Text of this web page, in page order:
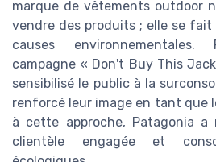
marque de vêtements outdoor
vendre des produits ; elle se
causes
campagne « Don't Buy This
sensibilisé le public à la
renforcé leur image en tant que
à cette approche, Patagonia a
clientèle engagée et